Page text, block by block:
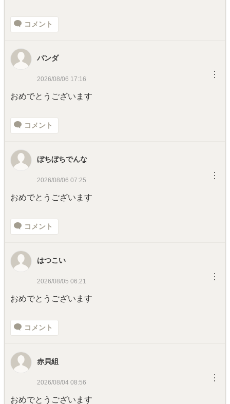
コメント
パンダ
2026/08/06 17:16 ︙
おめでとうございます
コメント
ぼちぼちでんな
2026/08/06 07:25 ︙
おめでとうございます
コメント
はつこい
2026/08/05 06:21 ︙
おめでとうございます
コメント
赤貝組
2026/08/04 08:56 ︙
おめでとうございます